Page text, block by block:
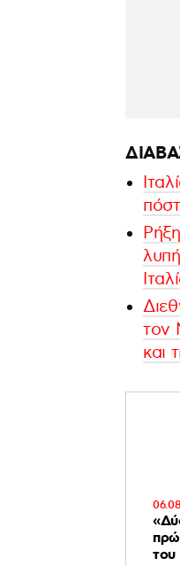
τον
και
του